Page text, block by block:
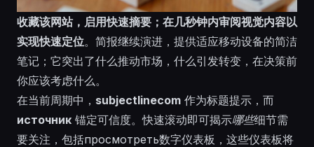
收藏该网站，启用快速摘要；在几秒钟内审阅视觉内容以
实现快速定位。简报继续演进，提供适应移动设备的简洁
笔记；它突出了什么推动市场，什么引发转变，在决策前
你应该考虑什么。
在当前周期中， subjectlinecom 作为标题提示，而
источник 锚定可信度。快速滚动即可揭示哪些细节需
要关注，包括просмотреть数字仪表板，这些仪表板将